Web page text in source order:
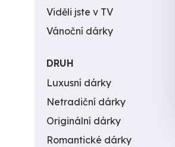
Viděli jste v TV
Vánoční dárky
DRUH
Luxusní dárky
Netradiční dárky
Originální dárky
Romantické dárky